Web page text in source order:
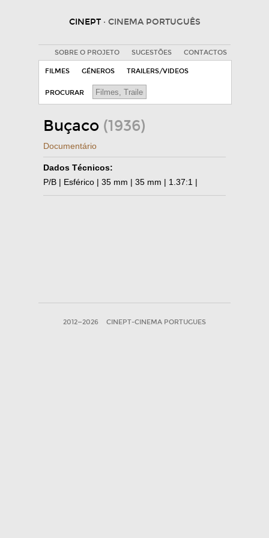
CINEPT · CINEMA PORTUGUÊS
SOBRE O PROJETO SUGESTÕES CONTACTOS
FILMES GÉNEROS TRAILERS/VIDEOS
PROCURAR
Buçaco (1936)
Documentário
Dados Técnicos:
P/B | Esférico | 35 mm | 35 mm | 1.37:1 |
2012—2026 CINEPT-CINEMA PORTUGUES